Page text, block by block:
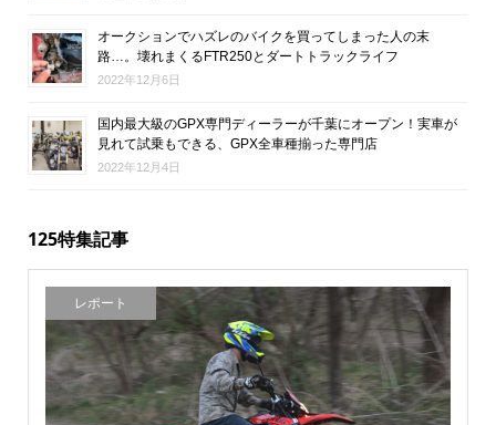
オークションでハズレのバイクを買ってしまった人の末
路…。壊れまくるFTR250とダートトラックライフ
2022年12月6日
国内最大級のGPX専門ディーラーが千葉にオープン！実車が
見れて試乗もできる、GPX全車種揃った専門店
2022年12月4日
125特集記事
レポート